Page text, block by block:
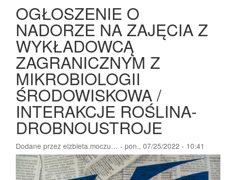
OGŁOSZENIE O
NADORZE NA ZAJĘCIA Z
WYKŁADOWCĄ
ZAGRANICZNYM Z
MIKROBIOLOGII
ŚRODOWISKOWA /
INTERAKCJE ROŚLINA-
DROBNOUSTROJE
Dodane przez elzbieta.moczu… - pon., 07/25/2022 - 10:41